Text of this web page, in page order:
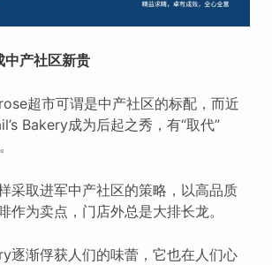
中产社区新贵
超市可谓是中产社区的标配，而近
Bakery成为后起之秀，有“取代”
采取进军中产社区的策略，以高品质
作为卖点，门店外总是大排长龙。
逐渐俘获人们的味蕾，它也在人们心